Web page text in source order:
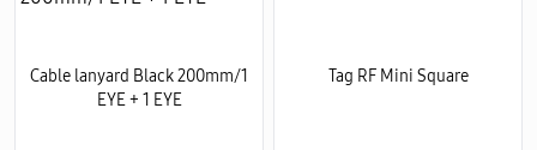
Cable lanyard Black 200mm/1
EYE + 1 EYE
Tag RF Mini Square